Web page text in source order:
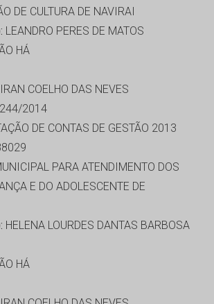
DE CULTURA DE NAVIRAI
LEANDRO PERES DE MATOS
HÁ
COELHO DAS NEVES
2014
DE CONTAS DE GESTÃO 2013
PARA ATENDIMENTO DOS
E DO ADOLESCENTE DE
HELENA LOURDES DANTAS BARBOSA
HÁ